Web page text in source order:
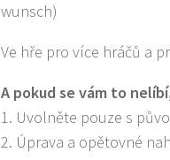
wunsch)
Ve hře pro více hráčů a
A pokud se vám to
1. Uvolněte pouze s
2. Úprava a opětovné